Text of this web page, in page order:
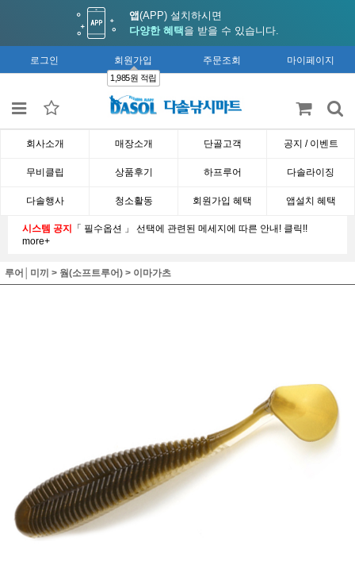
앱(APP) 설치하시면
다양한 혜택 을 받을 수 있습니다.
로그인 회원가입
1,985원 적립
주문조회 마이페이지
회사소개 매장소개 단골고객 공지 / 이벤트
무비클립 상품후기 하프루어 다솔라이징
다솔행사 청소활동 회원가입 혜택 앱설치 혜택
시스템 공지 「 필수옵션 」 선택에 관련된 메세지에 따른 안내! 클릭!!
more+
루어│미끼 > 웜(소프트루어) > 이마가츠